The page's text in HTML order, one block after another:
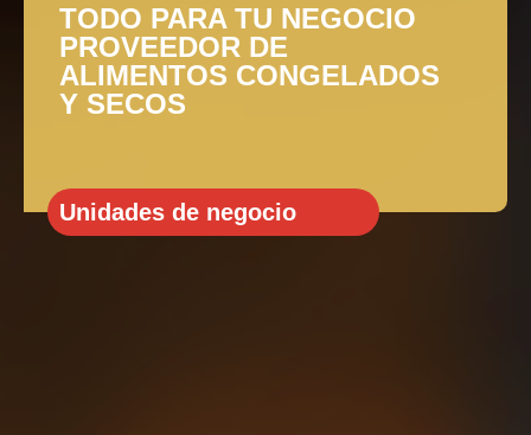
TODO PARA TU NEGOCIO
PROVEEDOR DE
ALIMENTOS CONGELADOS
Y SECOS
Unidades de negocio